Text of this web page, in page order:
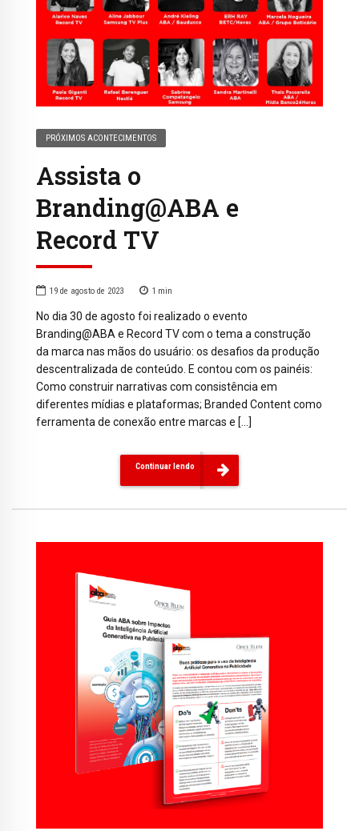
PRÓXIMOS ACONTECIMENTOS
Assista o
Branding@ABA e
Record TV
19 de agosto de 2023 1 min
No dia 30 de agosto foi realizado o evento
Branding@ABA e Record TV com o tema a construção
da marca nas mãos do usuário: os desafios da produção
descentralizada de conteúdo. E contou com os painéis:
Como construir narrativas com consistência em
diferentes mídias e plataformas; Branded Content como
ferramenta de conexão entre marcas e […]
Continuar lendo